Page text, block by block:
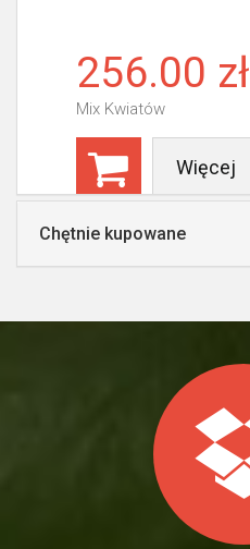
256.00 zł
Mix Kwiatów
Więcej
Chętnie kupowane